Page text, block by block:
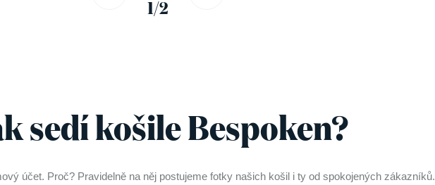
1/2
sedí košile Bespoken?
účet. Proč? Pravidelně na něj postujeme fotky našich košil i ty od spokojených zákazníků.